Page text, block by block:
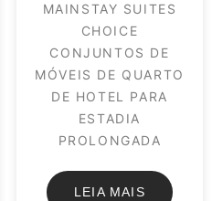
MAINSTAY SUITES
CHOICE
CONJUNTOS DE
MÓVEIS DE QUARTO
DE HOTEL PARA
ESTADIA
PROLONGADA
LEIA MAIS